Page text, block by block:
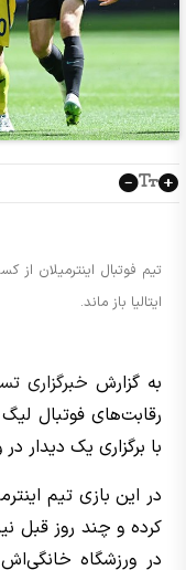
تیم فوتبال اینترمیلان
ایتالیا باز ماند.
به گزارش خبرگزاری
با برگزاری یک دیدار
کرده و چند روز قبل
در ورزشگاه